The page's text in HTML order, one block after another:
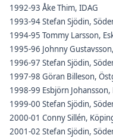
1992-93 Åke Thim, IDAG
1993-94 Stefan Sjödin,
1994-95 Tommy Larsson,
1995-96 Johnny
1996-97 Stefan Sjödin,
1997-98 Göran Billeson,
1998-99 Esbjörn Johansson,
1999-00 Stefan Sjödin,
2000-01 Conny Sillén,
2001-02 Stefan Sjödin,